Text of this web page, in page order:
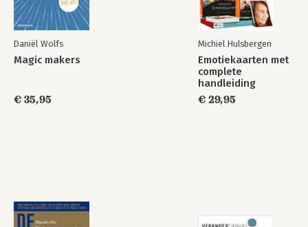
Daniël Wolfs
Magic makers
€ 35,95
Michiel Hulsbergen
Emotiekaarten met
complete
handleiding
€ 29,95